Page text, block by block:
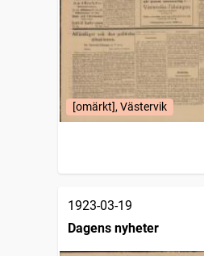
[omärkt], Västervik
1923-03-19
Dagens nyheter